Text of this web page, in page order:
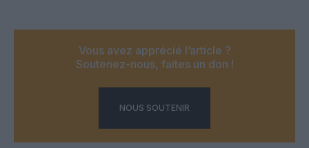
Vous avez apprécié l’article ?
Soutenez-nous, faites un don !
NOUS SOUTENIR